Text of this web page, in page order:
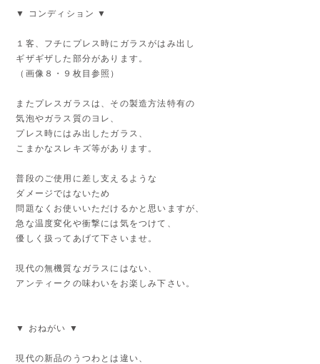
▼ コンディション ▼
１客、フチにプレス時にガラスがはみ出し
ギザギザした部分があります。
（画像８・９枚目参照）
またプレスガラスは、その製造方法特有の
気泡やガラス質のヨレ、
プレス時にはみ出したガラス、
こまかなスレキズ等があります。
普段のご使用に差し支えるような
ダメージではないため
問題なくお使いいただけるかと思いますが、
急な温度変化や衝撃には気をつけて、
優しく扱ってあげて下さいませ。
現代の無機質なガラスにはない、
アンティークの味わいをお楽しみ下さい。
▼ おねがい ▼
現代の新品のうつわとは違い、